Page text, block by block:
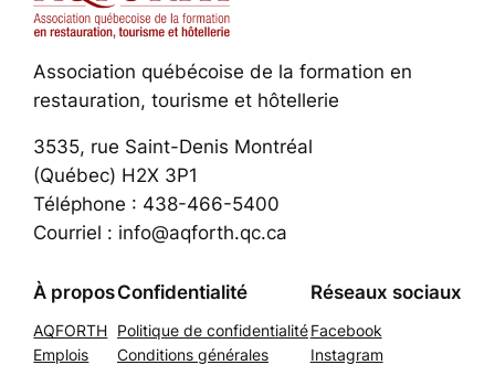
Association québécoise de la formation en
restauration, tourisme et hôtellerie
3535, rue Saint-Denis Montréal
(Québec) H2X 3P1
Téléphone : 438-466-5400
Courriel : info@aqforth.qc.ca
À propos
AQFORTH
Emplois
Confidentialité
Politique de confidentialité
Conditions générales
Réseaux sociaux
Facebook
Instagram